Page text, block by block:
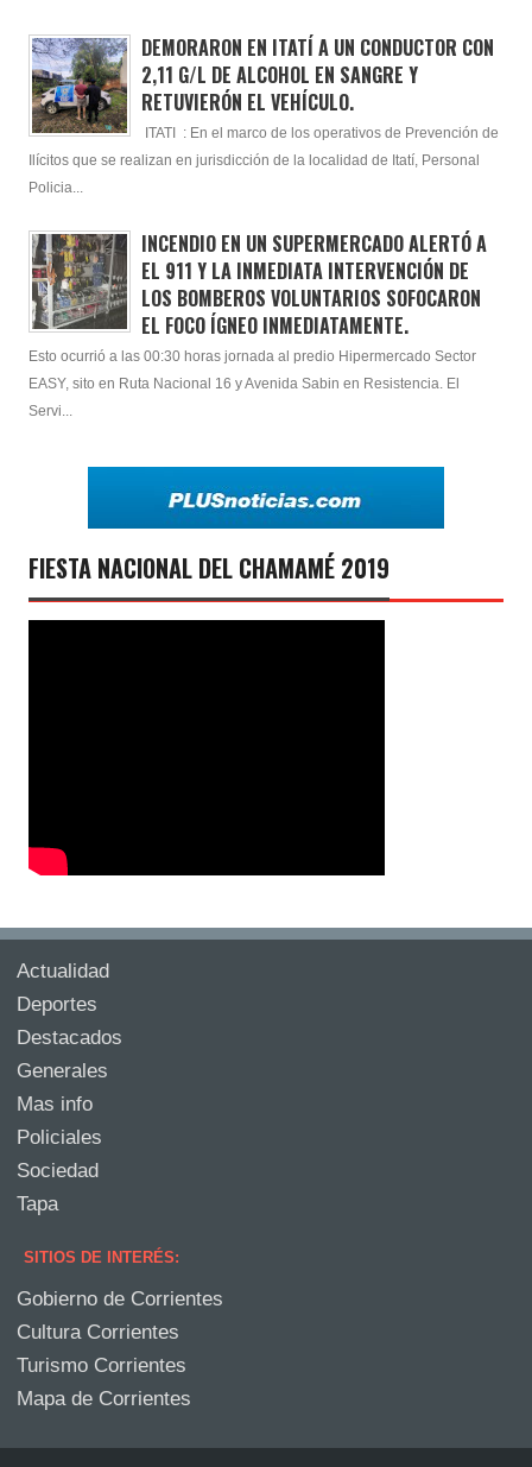
DEMORARON EN ITATÍ A UN CONDUCTOR CON
2,11 G/L DE ALCOHOL EN SANGRE Y
RETUVIERÓN EL VEHÍCULO.
ITATI : En el marco de los operativos de Prevención de
Ilícitos que se realizan en jurisdicción de la localidad de Itatí, Personal
Policia...
INCENDIO EN UN SUPERMERCADO ALERTÓ A
EL 911 Y LA INMEDIATA INTERVENCIÓN DE
LOS BOMBEROS VOLUNTARIOS SOFOCARON
EL FOCO ÍGNEO INMEDIATAMENTE.
Esto ocurrió a las 00:30 horas jornada al predio Hipermercado Sector
EASY, sito en Ruta Nacional 16 y Avenida Sabin en Resistencia. El
Servi...
FIESTA NACIONAL DEL CHAMAMÉ 2019
Actualidad
Deportes
Destacados
Generales
Mas info
Policiales
Sociedad
Tapa
SITIOS DE INTERÉS:
Gobierno de Corrientes
Cultura Corrientes
Turismo Corrientes
Mapa de Corrientes